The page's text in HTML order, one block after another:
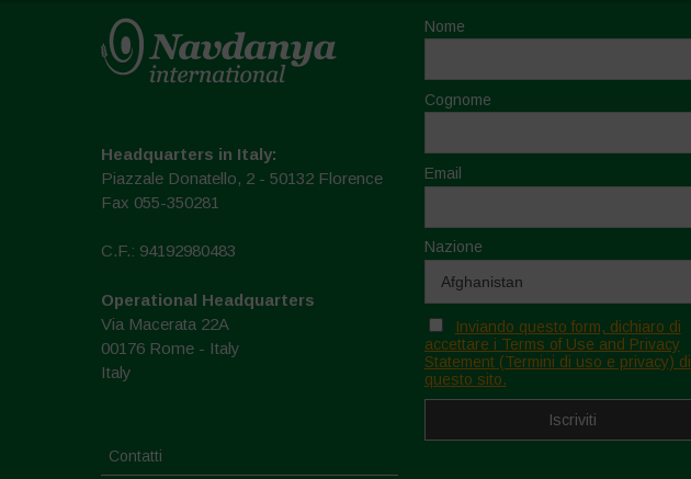
Headquarters in Italy:
Piazzale Donatello, 2 - 50132 Florence
Fax 055-350281
C.F.: 94192980483
Operational Headquarters
Via Macerata 22A
00176 Rome - Italy
Italy
Contatti
Nome
Cognome
Email
Nazione
Inviando questo form, dichiaro di
accettare i Terms of Use and Privacy
Statement (Termini di uso e privacy) di
questo sito.